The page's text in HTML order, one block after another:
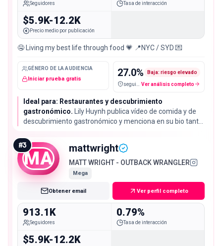
Seguidores Tasa de interacción
$5.9K-12.2K
Precio medio por publicación
🤤 Living my best life through food 💗 📍NYC / SYD 💌
GÉNERO DE LA AUDIENCIA
Iniciar prueba gratis
27.0% Baja: riesgo elevado
Ver análisis completo
Ideal para: Restaurantes y descubrimiento
gastronómico. Lily Huynh publica vídeo de comida y de
descubrimiento gastronómico y menciona en su bio tanto
la ciudad. Su tasa de interacción del 7.63% es la más alta
de las cinco cuentas más grandes de la lista.
MA
#3 mattwright
MATT WRIGHT - OUTBACK WRANGLER
Mega
Obtener email Ver perfil completo
913.1K
Seguidores
0.79%
Tasa de interacción
$5.9K-12.2K